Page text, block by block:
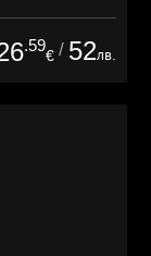
.59
€ / 52лв.